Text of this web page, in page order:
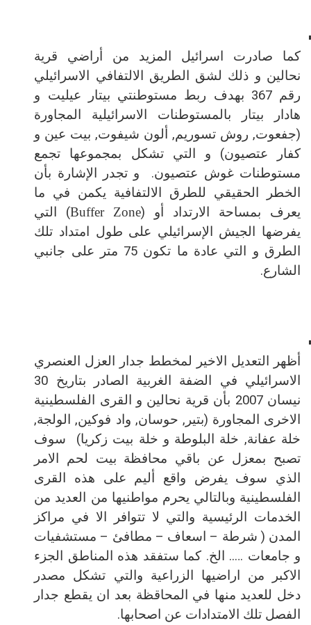
كما صادرت اسرائيل المزيد من أراضي قرية
نحالين و ذلك لشق الطريق الالتفافي الاسرائيلي
رقم 367 بهدف ربط مستوطنتي بيتار عيليت و
هادار بيتار بالمستوطنات الاسرائيلية المجاورة
(جفعوت, روش تسوريم, ألون شيفوت, بيت عين و
كفار عتصيون) و التي تشكل بمجموعها تجمع
مستوطنات غوش عتصيون.
و تجدر الإشارة بأن
الخطر الحقيقي للطرق الالتفافية يكمن في ما
يعرف بمساحة الارتداد أو (Buffer Zone) التي
يفرضها الجيش الإسرائيلي على طول امتداد تلك
الطرق و التي عادة ما تكون 75 متر على جانبي
الشارع.
أظهر التعديل الاخير لمخطط جدار العزل العنصري
الاسرائيلي في الضفة الغربية الصادر بتاريخ 30
نيسان 2007 بأن قرية نحالين و القرى الفلسطينية
الاخرى المجاورة (بتير, حوسان, واد فوكين, الولجة,
خلة عفانة, خلة البلوطة و خلة بيت زكريا)
سوف
تصبح بمعزل عن باقي محافظة بيت لحم الامر
الذي سوف يفرض واقع أليم على هذه القرى
الفلسطينية وبالتالي يحرم مواطنيها من العديد من
الخدمات الرئيسية والتي لا تتوافر الا في مراكز
المدن ( شرطة – اسعاف – مطافئ – مستشفيات
و جامعات ….. الخ. كما ستفقد هذه المناطق الجزء
الاكبر من اراضيها الزراعية والتي تشكل مصدر
دخل للعديد منها في المحاقظة بعد ان يقطع جدار
الفصل تلك الامتدادات عن اصحابها.